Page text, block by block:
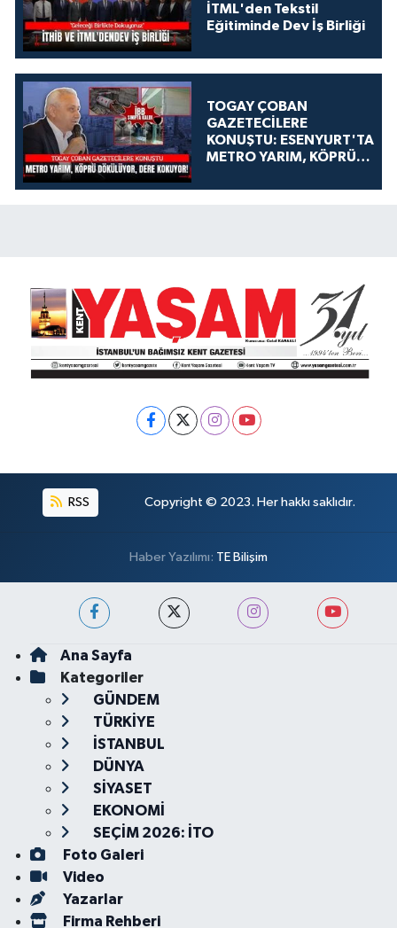
İTML'den Tekstil
Eğitiminde Dev İş Birliği
TOGAY ÇOBAN
GAZETECİLERE
KONUŞTU: ESENYURT'TA
METRO YARIM, KÖPRÜ
KOKUYOR!
RSS Copyright © 2023. Her hakkı saklıdır.
Haber Yazılımı: TE Bilişim
Ana Sayfa
Kategoriler
GÜNDEM
TÜRKİYE
İSTANBUL
DÜNYA
SİYASET
EKONOMİ
SEÇİM 2026: İTO
Foto Galeri
Video
Yazarlar
Firma Rehberi